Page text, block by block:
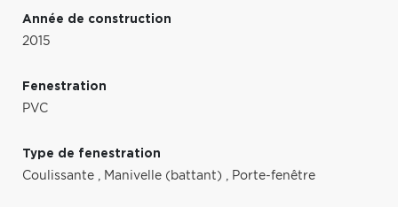
Année de construction
2015
Fenestration
PVC
Type de fenestration
Coulissante , Manivelle (battant) , Porte-fenêtre